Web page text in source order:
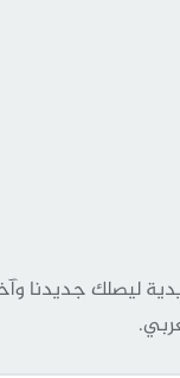
ليصلك جديدنا